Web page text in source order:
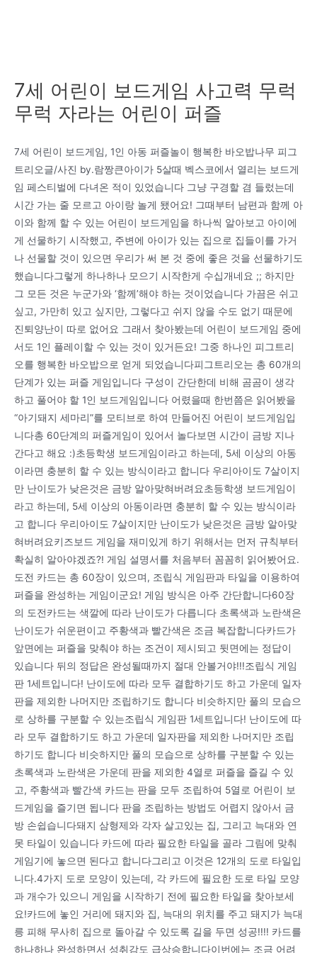
7세 어린이 보드게임 사고력 무럭
무럭 자라는 어린이 퍼즐
7세 어린이 보드게임, 1인 아동 퍼즐놀이 행복한 바오밥나무 피그
트리오글/사진 by.람짱큰아이가 5살때 벡스코에서 열리는 보드게
임 페스티벌에 다녀온 적이 있었습니다 그냥 구경할 겸 들렀는데
시간 가는 줄 모르고 아이랑 놀게 됐어요! 그때부터 남편과 함께 아
이와 함께 할 수 있는 어린이 보드게임을 하나씩 알아보고 아이에
게 선물하기 시작했고, 주변에 아이가 있는 집으로 집들이를 가거
나 선물할 것이 있으면 우리가 써 본 것 중에 좋은 것을 선물하기도
했습니다그렇게 하나하나 모으기 시작한게 수십개네요 ;; 하지만
그 모든 것은 누군가와 ‘함께’해야 하는 것이었습니다 가끔은 쉬고
싶고, 가만히 있고 싶지만, 그렇다고 쉬지 않을 수도 없기 때문에
진퇴양난이 따로 없어요 그래서 찾아봤는데 어린이 보드게임 중에
서도 1인 플레이할 수 있는 것이 있거든요! 그중 하나인 피그트리
오를 행복한 바오밥으로 얻게 되었습니다피그트리오는 총 60개의
단계가 있는 퍼즐 게임입니다 구성이 간단한데 비해 곰곰이 생각
하고 풀어야 할 1인 보드게임입니다 어렸을때 한번쯤은 읽어봤을
“아기돼지 세마리”를 모티브로 하여 만들어진 어린이 보드게임입
니다총 60단계의 퍼즐게임이 있어서 놀다보면 시간이 금방 지나
간다고 해요 :)초등학생 보드게임이라고 하는데, 5세 이상의 아동
이라면 충분히 할 수 있는 방식이라고 합니다 우리아이도 7살이지
만 난이도가 낮은것은 금방 알아맞혀버려요초등학생 보드게임이
라고 하는데, 5세 이상의 아동이라면 충분히 할 수 있는 방식이라
고 합니다 우리아이도 7살이지만 난이도가 낮은것은 금방 알아맞
혀버려요키즈보드 게임을 재미있게 하기 위해서는 먼저 규칙부터
확실히 알아야겠죠?! 게임 설명서를 처음부터 꼼꼼히 읽어봤어요.
도전 카드는 총 60장이 있으며, 조립식 게임판과 타일을 이용하여
퍼즐을 완성하는 게임이군요! 게임 방식은 아주 간단합니다60장
의 도전카드는 색깔에 따라 난이도가 다릅니다 초록색과 노란색은
난이도가 쉬운편이고 주황색과 빨간색은 조금 복잡합니다카드가
앞면에는 퍼즐을 맞춰야 하는 조건이 제시되고 뒷면에는 정답이
있습니다 뒤의 정답은 완성될때까지 절대 안볼거야!!!조립식 게임
판 1세트입니다! 난이도에 따라 모두 결합하기도 하고 가운데 일자
판을 제외한 나머지만 조립하기도 합니다 비슷하지만 풀의 모습으
로 상하를 구분할 수 있는조립식 게임판 1세트입니다! 난이도에 따
라 모두 결합하기도 하고 가운데 일자판을 제외한 나머지만 조립
하기도 합니다 비슷하지만 풀의 모습으로 상하를 구분할 수 있는
초록색과 노란색은 가운데 판을 제외한 4열로 퍼즐을 즐길 수 있
고, 주황색과 빨간색 카드는 판을 모두 조립하여 5열로 어린이 보
드게임을 즐기면 됩니다 판을 조립하는 방법도 어렵지 않아서 금
방 손쉽습니다돼지 삼형제와 각자 살고있는 집, 그리고 늑대와 연
못 타일이 있습니다 카드에 따라 필요한 타일을 골라 그림에 맞춰
게임기에 놓으면 된다고 합니다그리고 이것은 12개의 도로 타일입
니다.4가지 도로 모양이 있는데, 각 카드에 필요한 도로 타일 모양
과 개수가 있으니 게임을 시작하기 전에 필요한 타일을 찾아보세
요!카드에 놓인 거리에 돼지와 집, 늑대의 위치를 주고 돼지가 늑대
릉 피해 무사히 집으로 돌아갈 수 있도록 길을 두면 성공!!!! 카드를
하나하나 완성하면서 성취감도 급상승합니다이번에는 조금 어려